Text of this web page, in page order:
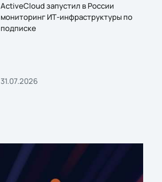
ActiveCloud запустил в России
мониторинг ИТ-инфраструктуры по
подписке
31.07.2026